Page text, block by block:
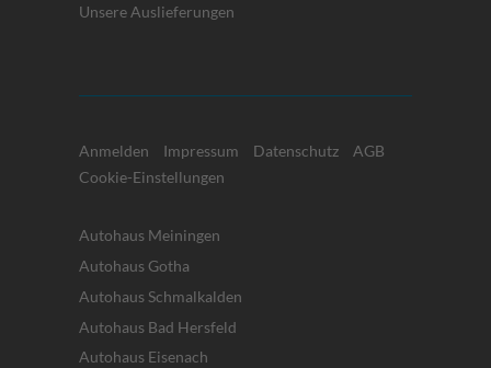
Unsere Auslieferungen
Anmelden Impressum Datenschutz
AGB
Cookie-Einstellungen
Autohaus Meiningen
Autohaus Gotha
Autohaus Schmalkalden
Autohaus Bad Hersfeld
Autohaus Eisenach